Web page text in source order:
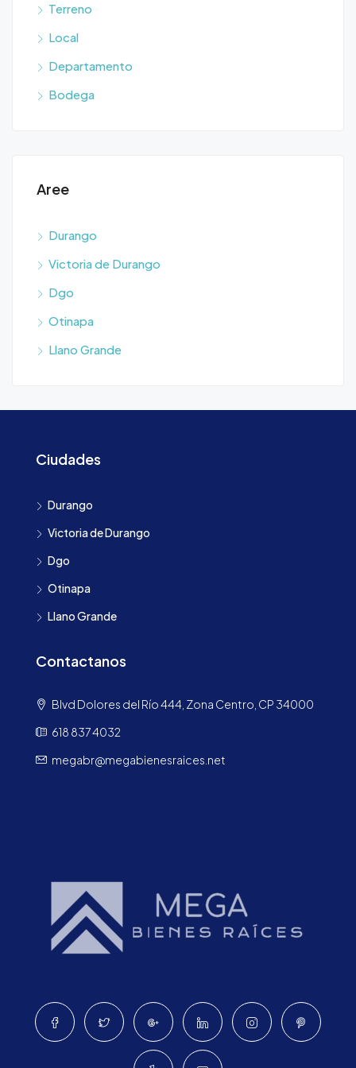
Terreno
Local
Departamento
Bodega
Aree
Durango
Victoria de Durango
Dgo
Otinapa
Llano Grande
Ciudades
Durango
Victoria de Durango
Dgo
Otinapa
Llano Grande
Contactanos
Blvd Dolores del Río 444, Zona Centro, CP 34000
618 837 4032
megabr@megabienesraices.net